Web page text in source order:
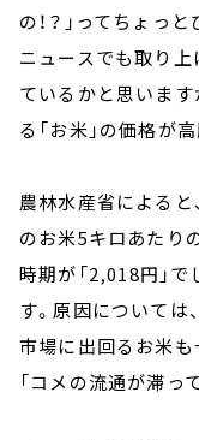
の！？」ってちょっ
ニュースでも取り上
ているかと思います
る「お米」の価格が
農林水産省による
のお米5キロあたり
時期が「2,018円」
す。原因については
市場に出回るお米
「コメの流通が滞っ